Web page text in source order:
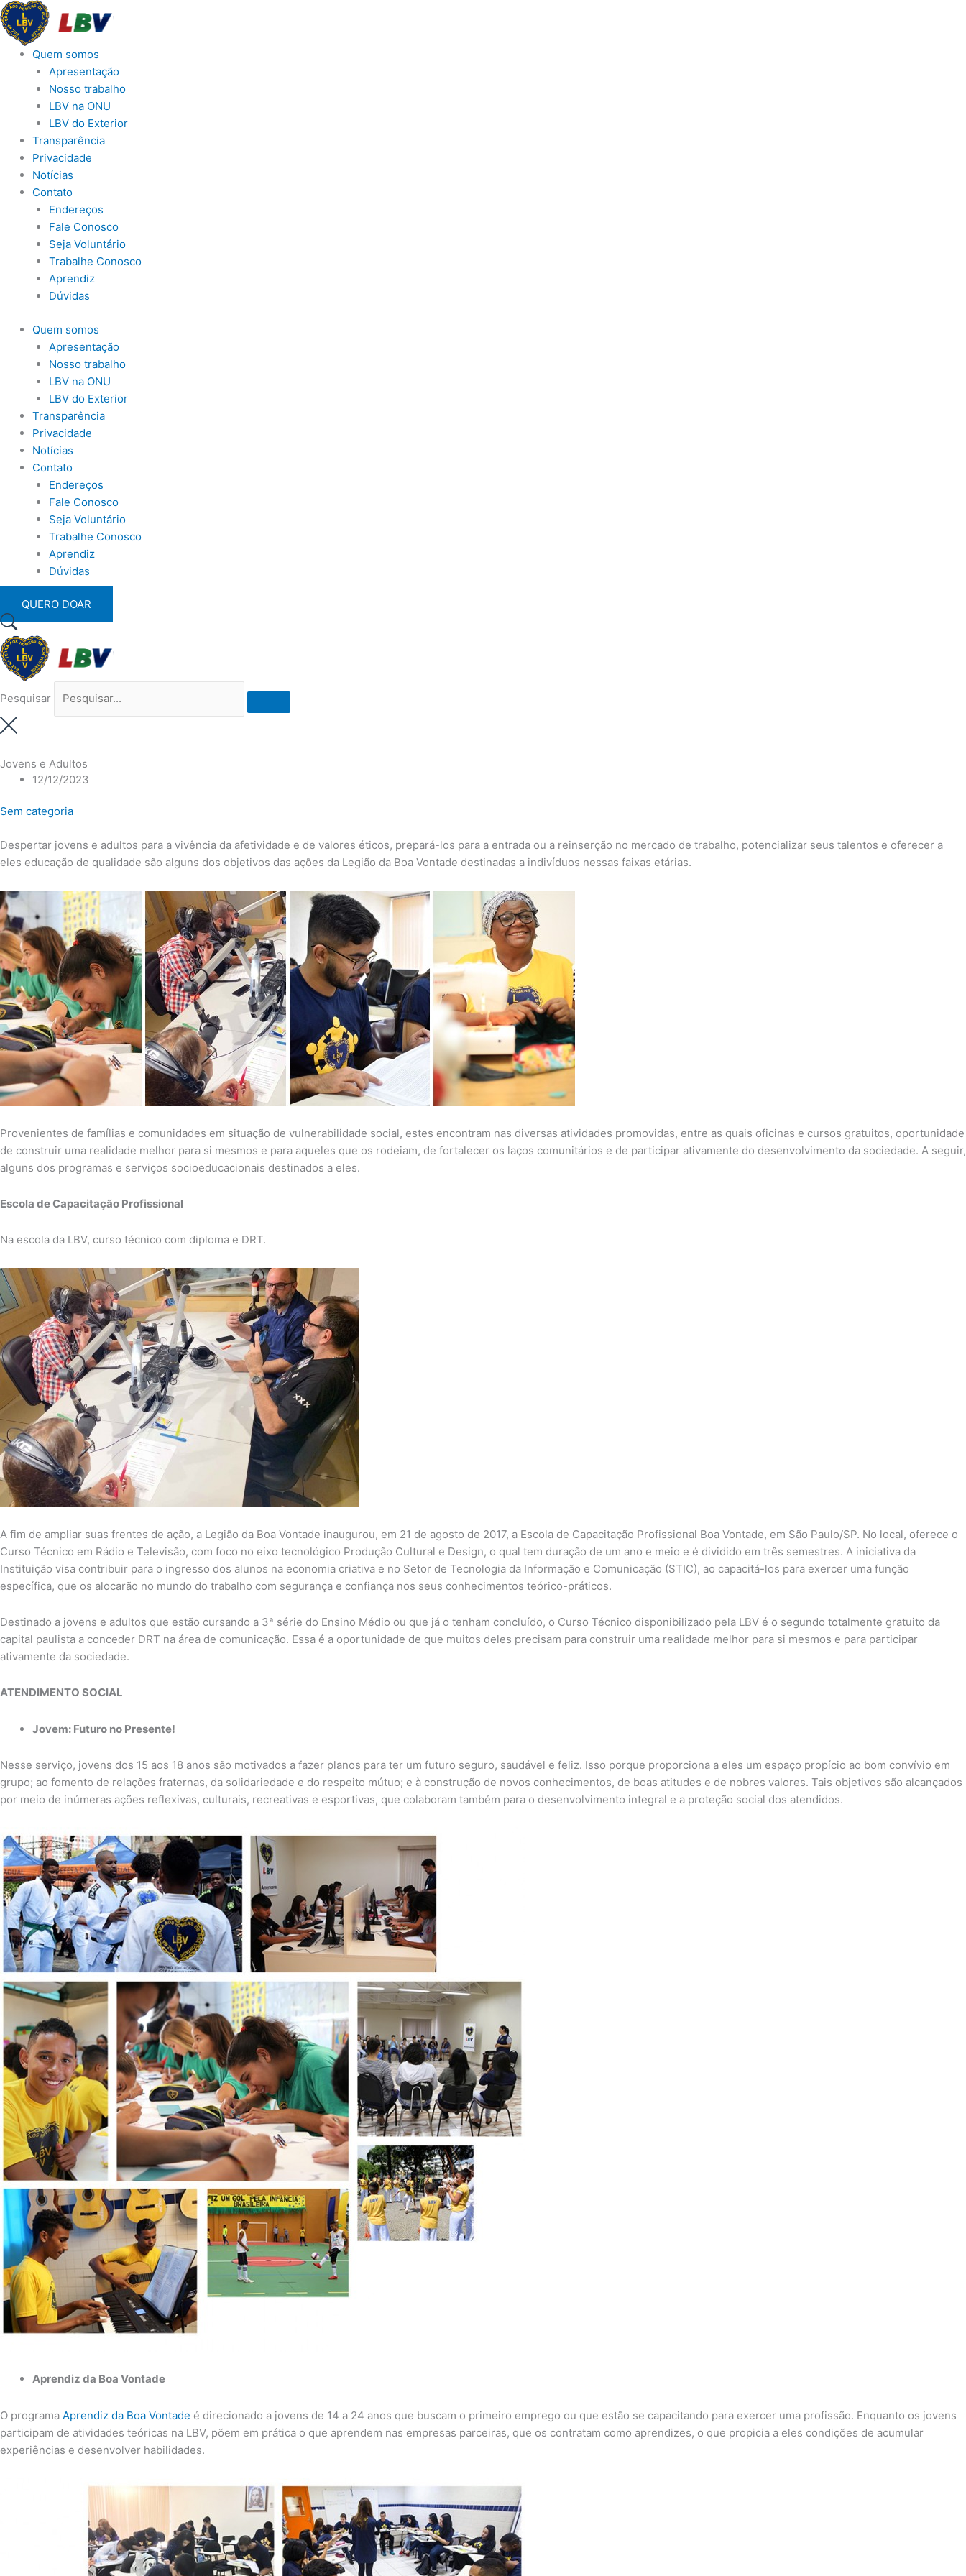
Ir
para
conteúdoQuem somos
Apresentação
Nosso trabalho
LBV na ONU
LBV do Exterior
Transparência
Privacidade
Notícias
Contato
Endereços
Fale Conosco
Seja Voluntário
Trabalhe Conosco
Aprendiz
Dúvidas
Quem somos
Apresentação
Nosso trabalho
LBV na ONU
LBV do Exterior
Transparência
Privacidade
Notícias
Contato
Endereços
Fale Conosco
Seja Voluntário
Trabalhe Conosco
Aprendiz
Dúvidas
QUERO DOAR
Pesquisar
Jovens e Adultos
12/12/2023
Sem categoria
Despertar jovens e adultos para a vivência da afetividade e de valores éticos, prepará-los para a entrada ou a reinserção no mercado de trabalho, potencializar seus talentos e oferecer a
eles educação de qualidade são alguns dos objetivos das ações da Legião da Boa Vontade destinadas a indivíduos nessas faixas etárias.
Provenientes de famílias e comunidades em situação de vulnerabilidade social, estes encontram nas diversas atividades promovidas, entre as quais oficinas e cursos gratuitos, oportunidade
de construir uma realidade melhor para si mesmos e para aqueles que os rodeiam, de fortalecer os laços comunitários e de participar ativamente do desenvolvimento da sociedade. A seguir,
alguns dos programas e serviços socioeducacionais destinados a eles.
Escola de Capacitação Profissional
Na escola da LBV, curso técnico com diploma e DRT.
A fim de ampliar suas frentes de ação, a Legião da Boa Vontade inaugurou, em 21 de agosto de 2017, a Escola de Capacitação Profissional Boa Vontade, em São Paulo/SP. No local, oferece o
Curso Técnico em Rádio e Televisão, com foco no eixo tecnológico Produção Cultural e Design, o qual tem duração de um ano e meio e é dividido em três semestres. A iniciativa da
Instituição visa contribuir para o ingresso dos alunos na economia criativa e no Setor de Tecnologia da Informação e Comunicação (STIC), ao capacitá-los para exercer uma função
específica, que os alocarão no mundo do trabalho com segurança e confiança nos seus conhecimentos teórico-práticos.
Destinado a jovens e adultos que estão cursando a 3ª série do Ensino Médio ou que já o tenham concluído, o Curso Técnico disponibilizado pela LBV é o segundo totalmente gratuito da
capital paulista a conceder DRT na área de comunicação. Essa é a oportunidade de que muitos deles precisam para construir uma realidade melhor para si mesmos e para participar
ativamente da sociedade.
ATENDIMENTO SOCIAL
Jovem: Futuro no Presente!
Nesse serviço, jovens dos 15 aos 18 anos são motivados a fazer planos para ter um futuro seguro, saudável e feliz. Isso porque proporciona a eles um espaço propício ao bom convívio em
grupo; ao fomento de relações fraternas, da solidariedade e do respeito mútuo; e à construção de novos conhecimentos, de boas atitudes e de nobres valores. Tais objetivos são alcançados
por meio de inúmeras ações reflexivas, culturais, recreativas e esportivas, que colaboram também para o desenvolvimento integral e a proteção social dos atendidos.
Aprendiz da Boa Vontade
O programa Aprendiz da Boa Vontade é direcionado a jovens de 14 a 24 anos que buscam o primeiro emprego ou que estão se capacitando para exercer uma profissão. Enquanto os jovens
participam de atividades teóricas na LBV, põem em prática o que aprendem nas empresas parceiras, que os contratam como aprendizes, o que propicia a eles condições de acumular
experiências e desenvolver habilidades.